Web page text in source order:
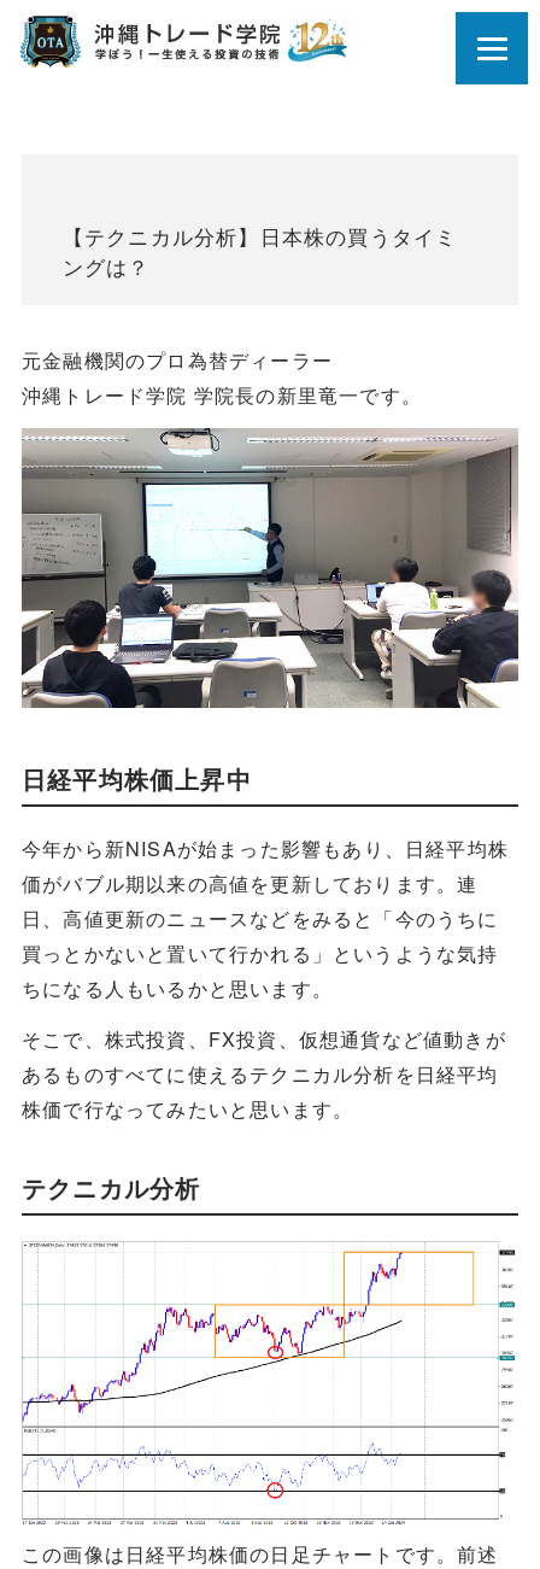
【テクニカル分析】日本株の買うタイミ
ングは？
元金融機関のプロ為替ディーラー
沖縄トレード学院 学院長の新里竜一です。
日経平均株価上昇中
今年から新NISAが始まった影響もあり、日経平均株
価がバブル期以来の高値を更新しております。連
日、高値更新のニュースなどをみると「今のうちに
買っとかないと置いて行かれる」というような気持
ちになる人もいるかと思います。
そこで、株式投資、FX投資、仮想通貨など値動きが
あるものすべてに使えるテクニカル分析を日経平均
株価で行なってみたいと思います。
テクニカル分析
この画像は日経平均株価の日足チャートです。前述